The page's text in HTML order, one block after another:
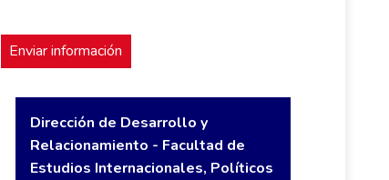
Dirección de Desarrollo y
Relacionamiento - Facultad de
Estudios Internacionales, Políticos